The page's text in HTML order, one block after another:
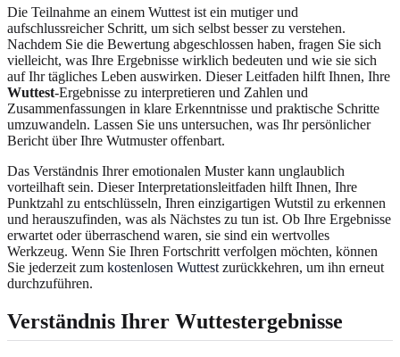
Die Teilnahme an einem Wuttest ist ein mutiger und
aufschlussreicher Schritt, um sich selbst besser zu verstehen.
Nachdem Sie die Bewertung abgeschlossen haben, fragen Sie sich
vielleicht, was Ihre Ergebnisse wirklich bedeuten und wie sie sich
auf Ihr tägliches Leben auswirken. Dieser Leitfaden hilft Ihnen, Ihre
Wuttest-Ergebnisse zu interpretieren und Zahlen und
Zusammenfassungen in klare Erkenntnisse und praktische Schritte
umzuwandeln. Lassen Sie uns untersuchen, was Ihr persönlicher
Bericht über Ihre Wutmuster offenbart.
Das Verständnis Ihrer emotionalen Muster kann unglaublich
vorteilhaft sein. Dieser Interpretationsleitfaden hilft Ihnen, Ihre
Punktzahl zu entschlüsseln, Ihren einzigartigen Wutstil zu erkennen
und herauszufinden, was als Nächstes zu tun ist. Ob Ihre Ergebnisse
erwartet oder überraschend waren, sie sind ein wertvolles
Werkzeug. Wenn Sie Ihren Fortschritt verfolgen möchten, können
Sie jederzeit zum kostenlosen Wuttest zurückkehren, um ihn erneut
durchzuführen.
Verständnis Ihrer Wuttestergebnisse